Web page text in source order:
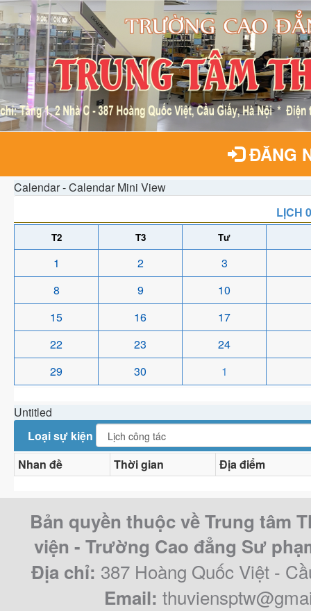
ĐĂNG
Calendar - Calendar Mini View
LỊCH
T2 T3 Tư
1 2
3
8
9
10
15
16
17
22
23
24
29
30 1
Untitled
Loại sự kiện
Nhan đề
Thời gian Địa điểm
Bản quyền thuộc về Trung tâm
viện - Trường Cao đẳng Sư
Địa chỉ: 387 Hoàng Quốc Việt -
Email: